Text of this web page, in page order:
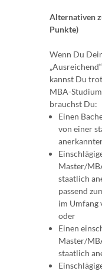
Alternativen
Punkte)
Wenn Du
kannst Du
MBA-
brauchst Du:
Einen
von einer
Master/
staatlich
passend
im Umfang
oder
Einen
Master/
staatlich